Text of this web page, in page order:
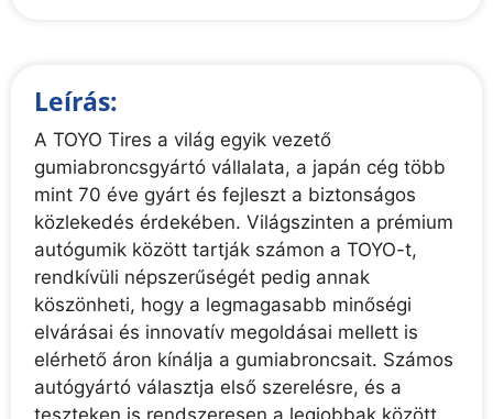
Leírás:
A TOYO Tires a világ egyik vezető
gumiabroncsgyártó vállalata, a japán cég több
mint 70 éve gyárt és fejleszt a biztonságos
közlekedés érdekében. Világszinten a prémium
autógumik között tartják számon a TOYO-t,
rendkívüli népszerűségét pedig annak
köszönheti, hogy a legmagasabb minőségi
elvárásai és innovatív megoldásai mellett is
elérhető áron kínálja a gumiabroncsait. Számos
autógyártó választja első szerelésre, és a